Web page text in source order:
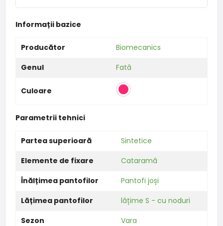
Informații bazice
Producător
Biomecanics
Genul
Fată
Culoare
Parametrii tehnici
Partea superioară
Sintetice
Elemente de fixare
Cataramă
Înălțimea pantofilor
Pantofi joși
Lățimea pantofilor
lățime S - cu noduri
Sezon
Vara